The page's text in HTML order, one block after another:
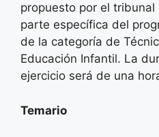
propuesto por el tribunal
parte específica del
de la categoría de
Educación Infantil. La
ejercicio será de una
Temario